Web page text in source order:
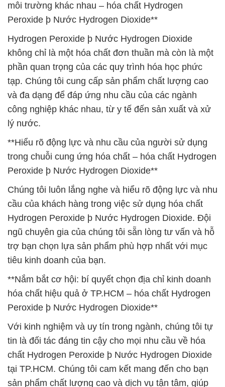
môi trường khác nhau – hóa chất Hydrogen
Peroxide þ Nước Hydrogen Dioxide**
Hydrogen Peroxide þ Nước Hydrogen Dioxide
không chỉ là một hóa chất đơn thuần mà còn là một
phần quan trọng của các quy trình hóa học phức
tạp. Chúng tôi cung cấp sản phẩm chất lượng cao
và đa dạng để đáp ứng nhu cầu của các ngành
công nghiệp khác nhau, từ y tế đến sản xuất và xử
lý nước.
**Hiểu rõ động lực và nhu cầu của người sử dụng
trong chuỗi cung ứng hóa chất – hóa chất Hydrogen
Peroxide þ Nước Hydrogen Dioxide**
Chúng tôi luôn lắng nghe và hiểu rõ động lực và nhu
cầu của khách hàng trong việc sử dụng hóa chất
Hydrogen Peroxide þ Nước Hydrogen Dioxide. Đội
ngũ chuyên gia của chúng tôi sẵn lòng tư vấn và hỗ
trợ bạn chọn lựa sản phẩm phù hợp nhất với mục
tiêu kinh doanh của bạn.
**Nắm bắt cơ hội: bí quyết chọn địa chỉ kinh doanh
hóa chất hiệu quả ở TP.HCM – hóa chất Hydrogen
Peroxide þ Nước Hydrogen Dioxide**
Với kinh nghiệm và uy tín trong ngành, chúng tôi tự
tin là đối tác đáng tin cậy cho mọi nhu cầu về hóa
chất Hydrogen Peroxide þ Nước Hydrogen Dioxide
tại TP.HCM. Chúng tôi cam kết mang đến cho bạn
sản phẩm chất lượng cao và dịch vụ tận tâm, giúp